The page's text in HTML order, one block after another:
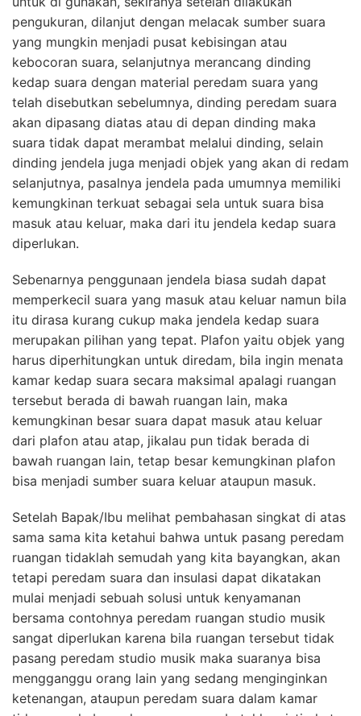
pengukuran, dilanjut dengan melacak sumber suara
yang mungkin menjadi pusat kebisingan atau
kebocoran suara, selanjutnya merancang dinding
kedap suara dengan material peredam suara yang
telah disebutkan sebelumnya, dinding peredam suara
akan dipasang diatas atau di depan dinding maka
suara tidak dapat merambat melalui dinding, selain
dinding jendela juga menjadi objek yang akan di redam
selanjutnya, pasalnya jendela pada umumnya memiliki
kemungkinan terkuat sebagai sela untuk suara bisa
masuk atau keluar, maka dari itu jendela kedap suara
diperlukan.
Sebenarnya penggunaan jendela biasa sudah dapat
memperkecil suara yang masuk atau keluar namun bila
itu dirasa kurang cukup maka jendela kedap suara
merupakan pilihan yang tepat. Plafon yaitu objek yang
harus diperhitungkan untuk diredam, bila ingin menata
kamar kedap suara secara maksimal apalagi ruangan
tersebut berada di bawah ruangan lain, maka
kemungkinan besar suara dapat masuk atau keluar
dari plafon atau atap, jikalau pun tidak berada di
bawah ruangan lain, tetap besar kemungkinan plafon
bisa menjadi sumber suara keluar ataupun masuk.
Setelah Bapak/Ibu melihat pembahasan singkat di atas
sama sama kita ketahui bahwa untuk pasang peredam
ruangan tidaklah semudah yang kita bayangkan, akan
tetapi peredam suara dan insulasi dapat dikatakan
mulai menjadi sebuah solusi untuk kenyamanan
bersama contohnya peredam ruangan studio musik
sangat diperlukan karena bila ruangan tersebut tidak
pasang peredam studio musik maka suaranya bisa
mengganggu orang lain yang sedang menginginkan
ketenangan, ataupun peredam suara dalam kamar